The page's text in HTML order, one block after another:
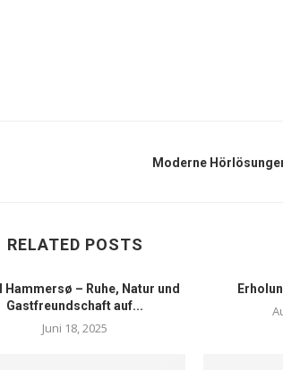
Moderne
RELATED POSTS
Hammersø – Ruhe, Natur und
Gastfreundschaft auf...
Juni 18, 2025